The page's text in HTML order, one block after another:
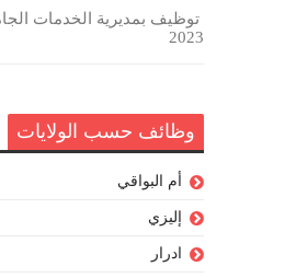
توظيف بمديرية الخدمات
2023
وظائف حسب الولايات
أم البواقي
إليزي
ادرار